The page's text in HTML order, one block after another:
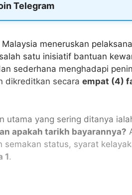
Telegram
Malaysia meneruskan
satu inisiatif bantuan
sederhana menghadapi
dikreditkan secara empat (4)
utama yang sering ditanya
apakah tarikh bayarannya?
semakan status, syarat
1.